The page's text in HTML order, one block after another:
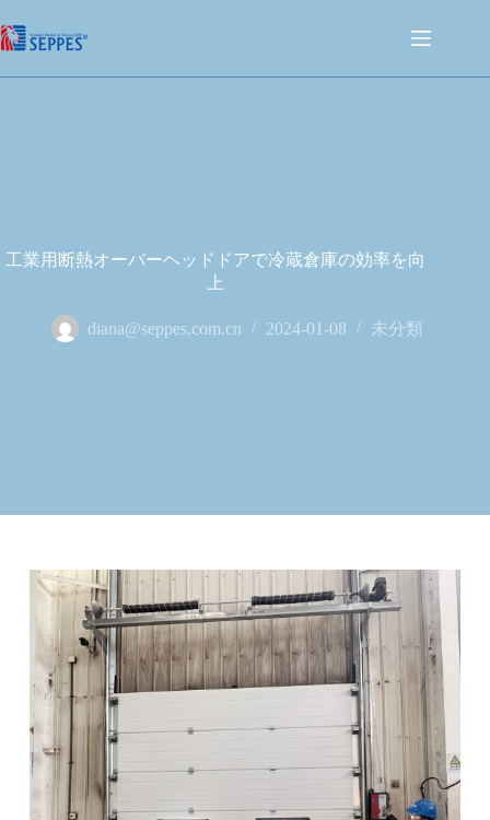
工業用断熱オーバーヘッドドアで冷蔵倉庫の効率を向
上
diana@seppes.com.cn 2024-01-08 未分類